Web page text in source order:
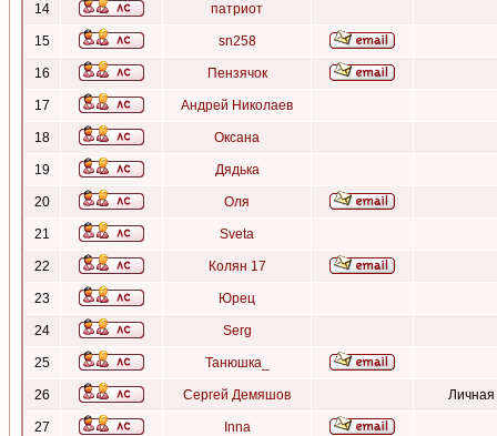
14 патриот
15 sn258
16 Пензячок
17 Андрей Николаев
18 Оксана
19 Дядька
20 Оля
21 Sveta
22 Колян 17
23 Юрец
24 Serg
25 Танюшка_
26 Сергей Демяшов Личная
27 Inna